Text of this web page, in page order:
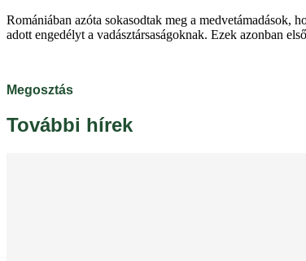
Romániában azóta sokasodtak meg a medvetámadások,
adott engedélyt a vadásztársaságoknak. Ezek azonban
Megosztás
További hírek